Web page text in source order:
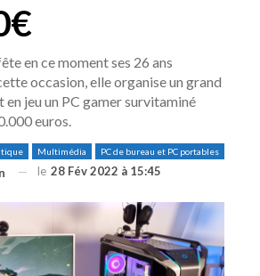
en ce moment ses 26 ans
occasion, elle organise un grand
jeu un PC gamer survitaminé
euros.
Multimédia PC de bureau et PC portables
le 28 Fév 2022 à 15:45